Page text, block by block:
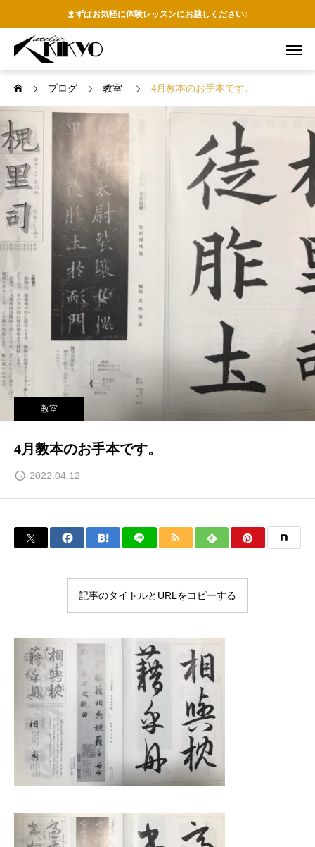
まずはお気軽に体験レッスンにお越しください♪
ブログ 教室 4月教本のお手本です。
教室
4月教本のお手本です。
2022.04.12
記事のタイトルとURLをコピーする